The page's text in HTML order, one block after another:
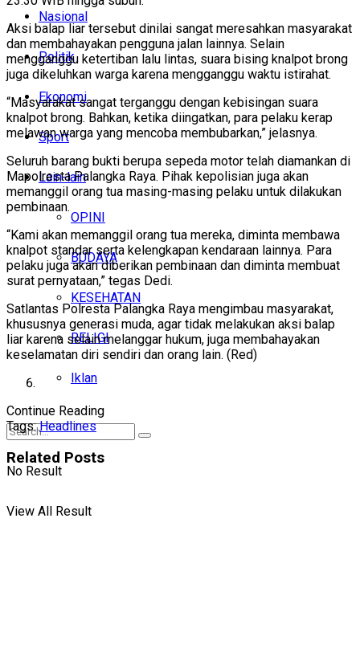
Nasional
Politik
Ekonomi
Sport
Lain-lain
OPINI
BUDAYA
KESEHATAN
RELIGI
Iklan
No Result
View All Result
Aksi balap liar tersebut dinilai sangat meresahkan masyarakat
dan membahayakan pengguna jalan lainnya. Selain
mengganggu ketertiban lalu lintas, suara bising knalpot brong
juga dikeluhkan warga karena mengganggu waktu istirahat.
“Masyarakat sangat terganggu dengan kebisingan suara
knalpot brong. Bahkan, ketika diingatkan, para pelaku kerap
melawan warga yang mencoba membubarkan,” jelasnya.
Seluruh barang bukti berupa sepeda motor telah diamankan di
Mapolresta Palangka Raya. Pihak kepolisian juga akan
memanggil orang tua masing-masing pelaku untuk dilakukan
pembinaan.
“Kami akan memanggil orang tua mereka, diminta membawa
knalpot standar serta kelengkapan kendaraan lainnya. Para
pelaku juga akan diberikan pembinaan dan diminta membuat
surat pernyataan,” tegas Dedi.
Satlantas Polresta Palangka Raya mengimbau masyarakat,
khususnya generasi muda, agar tidak melakukan aksi balap
liar karena selain melanggar hukum, juga membahayakan
keselamatan diri sendiri dan orang lain. (Red)
Continue Reading
Tags: Headlines
Related Posts